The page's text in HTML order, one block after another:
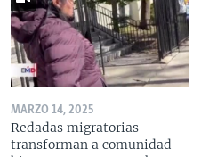
MARZO 14, 2025
Redadas migratorias
transforman a comunidad